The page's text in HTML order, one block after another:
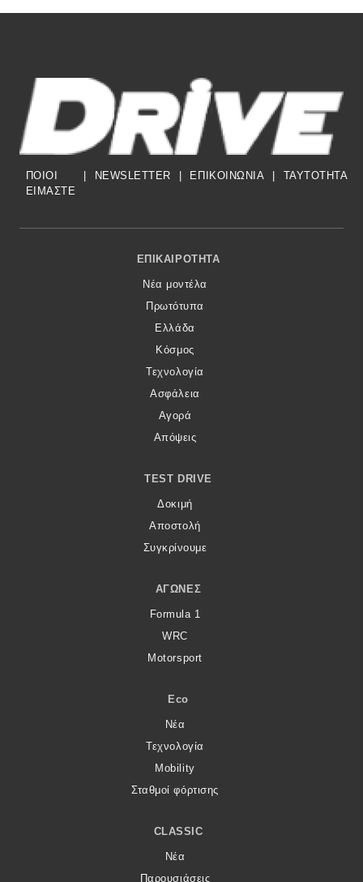
ΠΟΙΟΙ
ΕΙΜΑΣΤΕ
NEWSLETTER ΕΠΙΚΟΙΝΩΝΙΑ TAYTOTHTA
Footer Menu
ΕΠΙΚΑΙΡΌΤΗΤΑ
Νέα μοντέλα
Πρωτότυπα
Ελλάδα
Κόσμος
Τεχνολογία
Ασφάλεια
Αγορά
Απόψεις
TEST DRIVE
Δοκιμή
Αποστολή
Συγκρίνουμε
ΑΓΏΝΕΣ
Formula 1
WRC
Motorsport
Eco
Νέα
Τεχνολογία
Mobility
Σταθμοί φόρτισης
CLASSIC
Νέα
Παρουσιάσεις